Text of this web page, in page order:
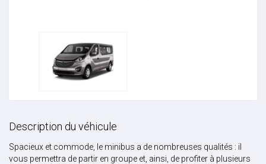
Description du véhicule
Spacieux et commode, le minibus a de nombreuses qualités : il
vous permettra de partir en groupe et, ainsi, de profiter à plusieurs